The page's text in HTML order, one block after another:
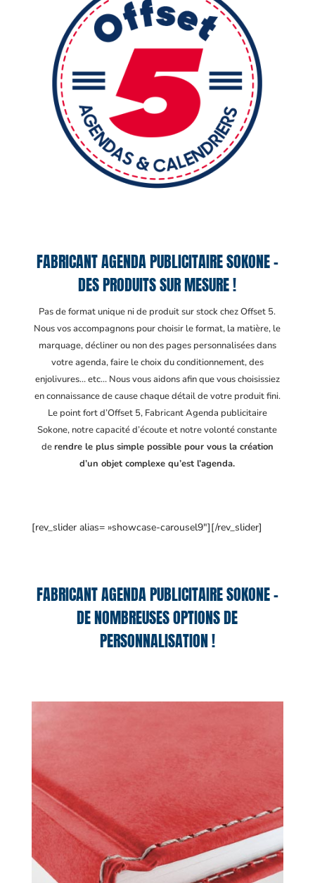
FABRICANT AGENDA PUBLICITAIRE SOKONE –
DES PRODUITS SUR MESURE !
Pas de format unique ni de produit sur stock chez Offset 5.
Nous vos accompagnons pour choisir le format, la matière, le
marquage, décliner ou non des pages personnalisées dans
votre agenda, faire le choix du conditionnement, des
enjolivures… etc… Nous vous aidons afin que vous choisissiez
en connaissance de cause chaque détail de votre produit fini.
Le point fort d’Offset 5, Fabricant Agenda publicitaire
Sokone, notre capacité d’écoute et notre volonté constante
derendre le plus simple possible pour vous la création
d’un objet complexe qu’est l’agenda.
[rev_slider alias= »showcase-carousel9″][/rev_slider]
FABRICANT AGENDA PUBLICITAIRE SOKONE –
DE NOMBREUSES OPTIONS DE
PERSONNALISATION !